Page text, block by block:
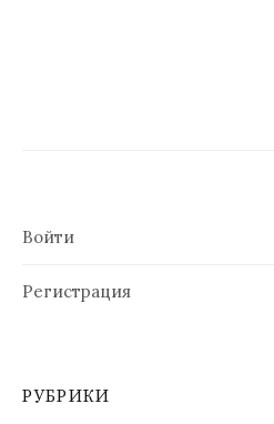
Войти
Регистрация
РУБРИКИ